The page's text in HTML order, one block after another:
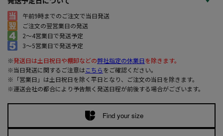
午前9時までのご注文で当日発送
ご注文の翌営業日の発送
2～4営業日で発送予定
3～5営業日で発送予定
※発送日は土日祝日や棚卸などの弊社指定の休業日を除きます。
※当日発送に関するご注意はこちらをご確認ください。
※「営業日」は土日祝日を除く平日となり、ご注文の当日を除きます。
※運送会社の都合により予告無く発送日程が前後する場合がございます。
Find your size